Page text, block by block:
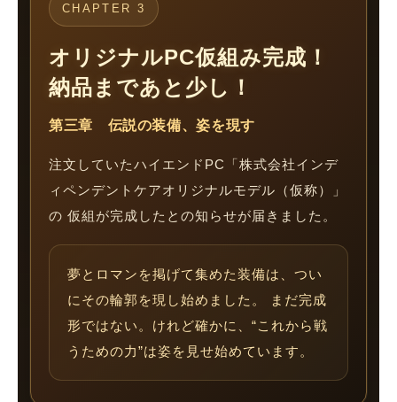
CHAPTER 3
オリジナルPC仮組み完成！
納品まであと少し！
第三章 伝説の装備、姿を現す
注文していたハイエンドPC「株式会社インデ
ィペンデントケアオリジナルモデル（仮称）」
の 仮組が完成したとの知らせが届きました。
夢とロマンを掲げて集めた装備は、つい
にその輪郭を現し始めました。 まだ完成
形ではない。けれど確かに、“これから戦
うための力”は姿を見せ始めています。